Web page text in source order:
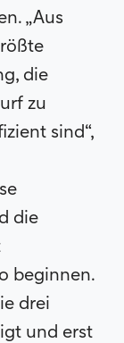
„Aus
die
zu
sind“,
die
beginnen.
drei
und erst